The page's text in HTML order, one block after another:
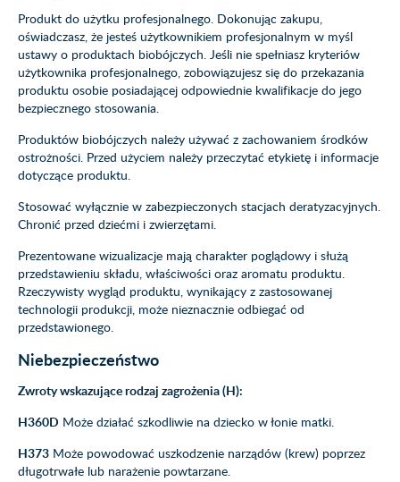
Produkt do użytku profesjonalnego. Dokonując zakupu,
oświadczasz, że jesteś użytkownikiem profesjonalnym w myśl
ustawy o produktach biobójczych. Jeśli nie spełniasz kryteriów
użytkownika profesjonalnego, zobowiązujesz się do przekazania
produktu osobie posiadającej odpowiednie kwalifikacje do jego
bezpiecznego stosowania.
Produktów biobójczych należy używać z zachowaniem środków
ostrożności. Przed użyciem należy przeczytać etykietę i informacje
dotyczące produktu.
Stosować wyłącznie w zabezpieczonych stacjach deratyzacyjnych.
Chronić przed dziećmi i zwierzętami.
Prezentowane wizualizacje mają charakter poglądowy i służą
przedstawieniu składu, właściwości oraz aromatu produktu.
Rzeczywisty wygląd produktu, wynikający z zastosowanej
technologii produkcji, może nieznacznie odbiegać od
przedstawionego.
Niebezpieczeństwo
Zwroty wskazujące rodzaj zagrożenia (H):
H360D Może działać szkodliwie na dziecko w łonie matki.
H373 Może powodować uszkodzenie narządów (krew) poprzez
długotrwałe lub narażenie powtarzane.